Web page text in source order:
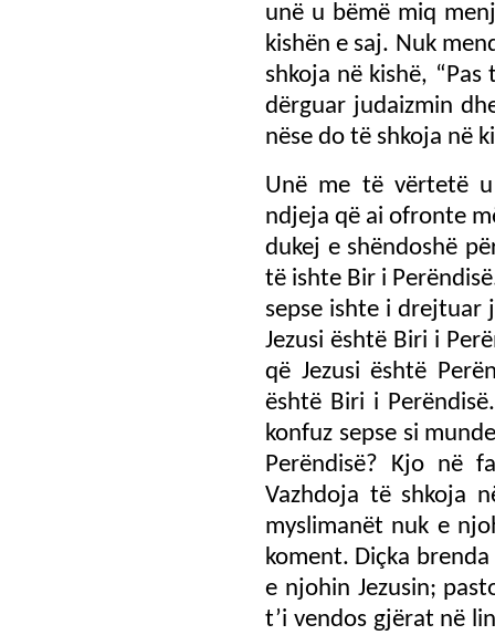
unë u bëmë miq
kishën e saj. Nuk
shkoja në kishë,
dërguar judaizmin
nëse do të shkoja në
Unë me të vërtetë
ndjeja që ai ofronte
dukej e shëndoshë
të ishte Bir i
sepse ishte i drejtuar
Jezusi është Biri i
që Jezusi është
është Biri i
konfuz sepse si
Perëndisë? Kjo në
Vazhdoja të shkoja
myslimanët nuk e
koment. Diçka
e njohin Jezusin;
t’i vendos gjërat në